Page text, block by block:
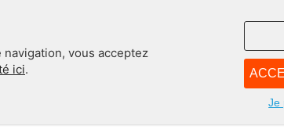
vous acceptez
ici.
Je